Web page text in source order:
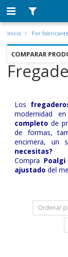
Inicio Por fabricante
COMPARAR
Los
modernidad
completo de
de formas,
encimera, un
necesitas?
Compra Poalgi
ajustado del
Ordenar